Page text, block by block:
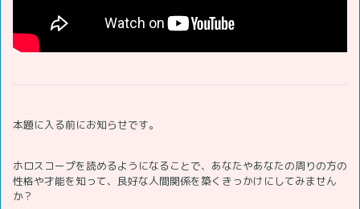
本題に入る前にお知らせです。
ホロスコープを読めるようになることで、あなたやあなたの周りの方の
性格や才能を知って、良好な人間関係を築くきっかけにしてみません
か？